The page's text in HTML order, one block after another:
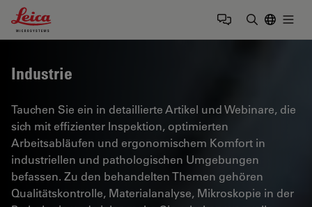
Leica Microsystems Logo
Industrie
Tauchen Sie ein in detaillierte Artikel und Webinare, die
sich mit effizienter Inspektion, optimierten
Arbeitsabläufen und ergonomischem Komfort in
industriellen und pathologischen Umgebungen
befassen. Zu den behandelten Themen gehören
Qualitätskontrolle, Materialanalyse, Mikroskopie in der